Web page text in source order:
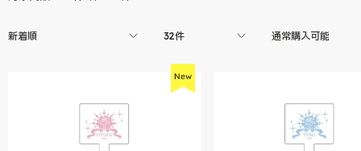
新着順 32件 通常購入可能